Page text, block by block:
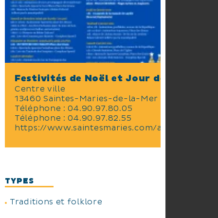
Vendredi 26 :
A 11h00 et 16h00 : Animations
de rue avec "La Compagnie des
Enjoliveurs"
A 14h30: Spectacle équestre
"Caval Show" sur la Place des
A 15h00 : Séance de Cinéma
"Zootopie 2" au Relais Culturel
(offerte par la municipalité)
Lou Pati
(Ecole d'équitation -Instant
De 13h30 à 17h30: "Aux bois
Festivités de Noël et Jour de l'An
Centre ville
13460 Saintes-Maries-de-la-Mer
Téléphone :04.90.97.80.05
Téléphone :04.90.97.82.55
https://www.saintesmaries.com/agenda
TYPES
Traditions et folklore